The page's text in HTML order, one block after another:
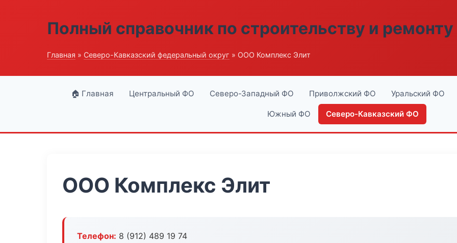
Полный справочник по строительству и ремонту
Главная » Северо-Кавказский федеральный округ » ООО Комплекс Элит
🏠 Главная Центральный ФО Северо-Западный ФО Приволжский ФО Уральский ФО
Южный ФО Северо-Кавказский ФО
ООО Комплекс Элит
Телефон: 8 (912) 489 19 74